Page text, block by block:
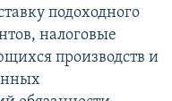
подоходного
налоговые
производств и